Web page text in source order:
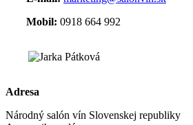
Mobil: 0918 664 992
Adresa
Národný salón vín Slovenskej republiky